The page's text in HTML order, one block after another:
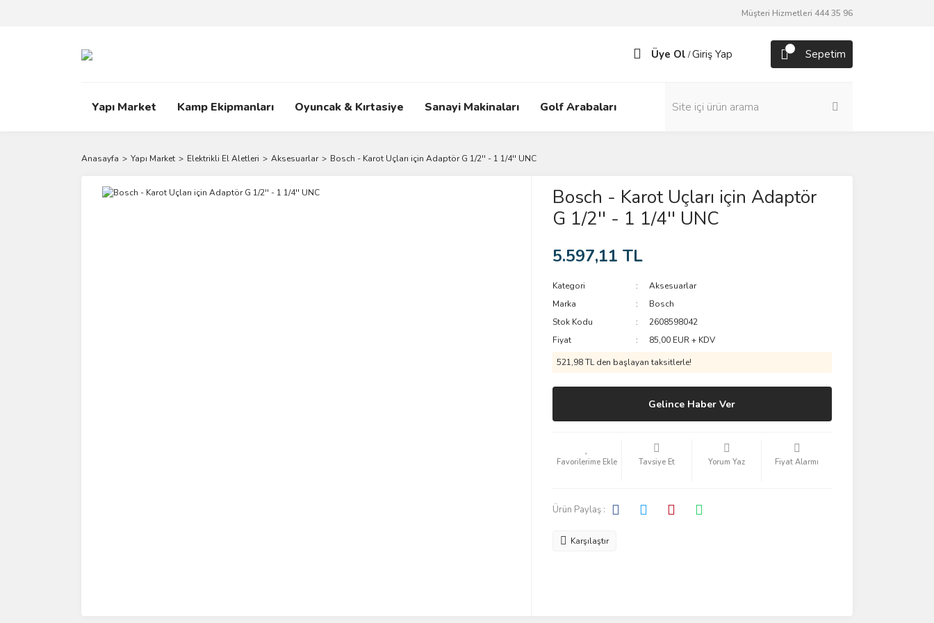
Müşteri Hizmetleri 444 35 96
Üye Ol /Giriş Yap Sepetim
Yapı Market Kamp Ekipmanları Oyuncak & Kırtasiye Sanayi Makinaları Golf Arabaları
Anasayfa Yapı Market Elektrikli El Aletleri Aksesuarlar Bosch - Karot Uçları için Adaptör G 1/2'' - 1 1/4'' UNC
Bosch - Karot Uçları için Adaptör
G 1/2'' - 1 1/4'' UNC
5.597,11 TL
Kategori
Aksesuarlar
Marka
Bosch
Stok Kodu
2608598042
Fiyat
85,00 EUR + KDV
521,98 TL den başlayan taksitlerle!
Gelince Haber Ver
Tavsiye Et Yorum Yaz Fiyat Alarmı
Ürün Paylaş :
Karşılaştır